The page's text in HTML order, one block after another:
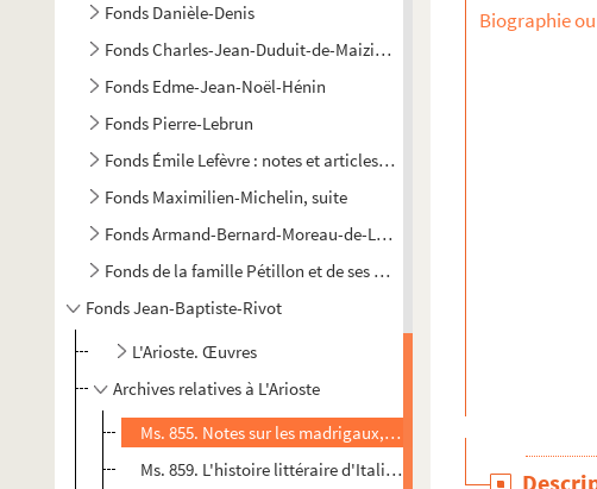
Fonds Danièle-Denis
Fonds Charles-Jean-Duduit-de-Maizières
Fonds Edme-Jean-Noël-Hénin
Fonds Pierre-Lebrun
Fonds Émile Lefèvre : notes et articles sur Provins
Fonds Maximilien-Michelin, suite
Fonds Armand-Bernard-Moreau-de-La Rochette
Fonds de la famille Pétillon et de ses alliés
Fonds Jean-Baptiste-Rivot
L'Arioste. Œuvres
Archives relatives à L'Arioste
Ms. 855. Notes sur les madrigaux, les stances et les vingt
Ms. 859. L'histoire littéraire d'Italie de Pierre-Louis Ginguené,
Biographie